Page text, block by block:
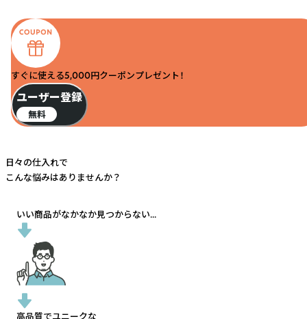
すぐに使える5,000円クーポンプレゼント！
ユーザー登録
無料
日々の仕入れで
こんな悩みはありませんか？
いい商品がなかなか見つからない...
高品質でユニークな